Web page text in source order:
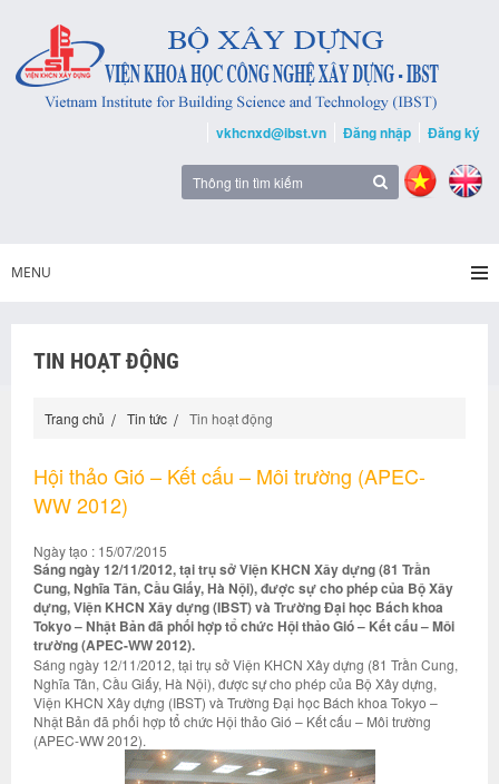
vkhcnxd@ibst.vn Đăng nhập Đăng ký
MENU
TIN HOẠT ĐỘNG
Trang chủ Tin tức Tin hoạt động
Hội thảo Gió – Kết cấu – Môi trường (APEC-
WW 2012)
Ngày tạo : 15/07/2015
Sáng ngày 12/11/2012, tại trụ sở Viện KHCN Xây dựng (81 Trần
Cung, Nghĩa Tân, Cầu Giấy, Hà Nội), được sự cho phép của Bộ Xây
dựng, Viện KHCN Xây dựng (IBST) và Trường Đại học Bách khoa
Tokyo – Nhật Bản đã phối hợp tổ chức Hội thảo Gió – Kết cấu – Môi
trường (APEC-WW 2012).
Sáng ngày 12/11/2012, tại trụ sở Viện KHCN Xây dựng (81 Trần Cung,
Nghĩa Tân, Cầu Giấy, Hà Nội), được sự cho phép của Bộ Xây dựng,
Viện KHCN Xây dựng (IBST) và Trường Đại học Bách khoa Tokyo –
Nhật Bản đã phối hợp tổ chức Hội thảo Gió – Kết cấu – Môi trường
(APEC-WW 2012).